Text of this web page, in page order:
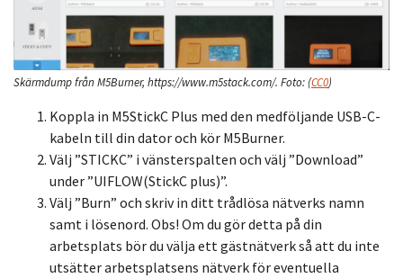
Skärmdump från M5Burner, https://www.m5stack.com/. Foto:(CC0)
Koppla in M5StickC Plus med den medföljande USB-C-
kabeln till din dator och kör M5Burner.
Välj ”STICKC” i vänsterspalten och välj ”Download”
under ”UIFLOW(StickC plus)”.
Välj ”Burn” och skriv in ditt trådlösa nätverks namn
samt i lösenord. Obs! Om du gör detta på din
arbetsplats bör du välja ett gästnätverk så att du inte
utsätter arbetsplatsens nätverk för eventuella